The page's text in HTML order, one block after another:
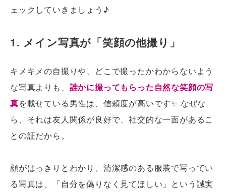
ェックしていきましょう♪
1. メイン写真が「笑顔の他撮り」
キメキメの自撮りや、どこで撮ったかわからないよう
な写真よりも、 誰かに撮ってもらった自然な笑顔の写
真を載せている男性は、信頼度が高いです✨ なぜな
ら、それは友人関係が良好で、社交的な一面があるこ
との証だから。
顔がはっきりとわかり、清潔感のある服装で写ってい
る写真は、「自分を偽りなく見てほしい」という誠実